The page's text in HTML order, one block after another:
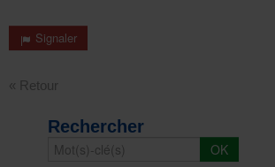
Signaler
« Retour
Rechercher